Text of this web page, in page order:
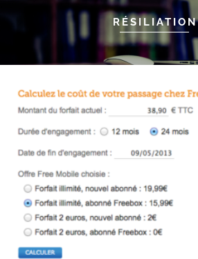
RÉSILIATION